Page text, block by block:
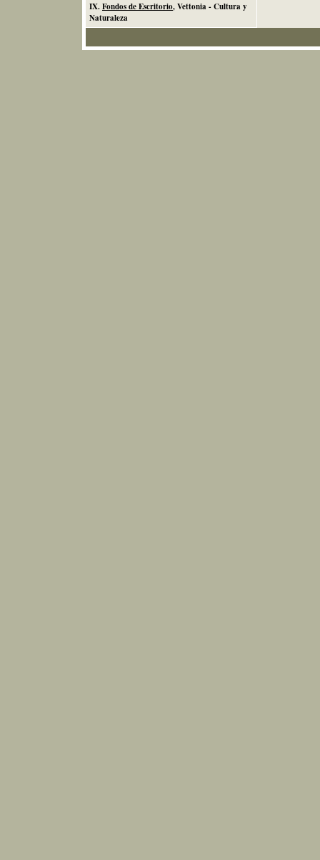
IX.Fondos de Escritorio, Vettonia - Cultura y
Naturaleza